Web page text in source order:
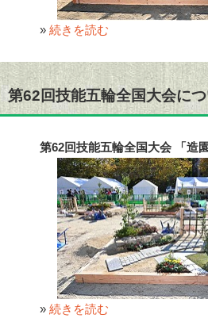
» 続きを読む
第62回技能五輪全国大会に
第62回技能五輪全国大会 「造
» 続きを読む